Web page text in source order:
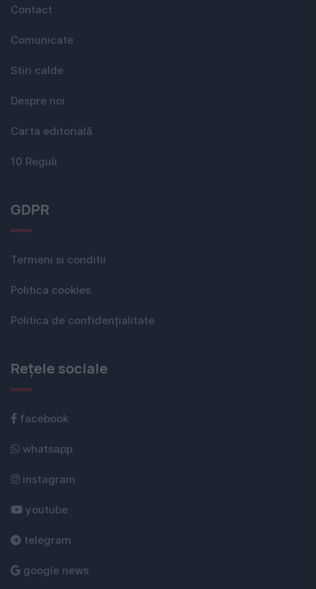
Contact
Comunicate
Stiri calde
Despre noi
Carta editorială
10 Reguli
GDPR
Termeni si conditii
Politica cookies
Politica de confidențialitate
Rețele sociale
facebook
whatsapp
instagram
youtube
telegram
google news